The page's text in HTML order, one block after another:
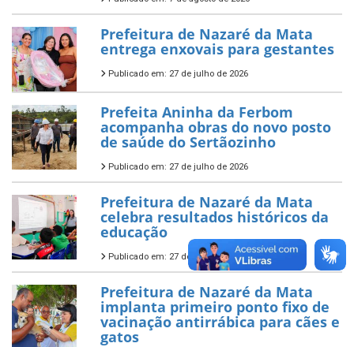
Prefeitura de Nazaré da Mata
entrega enxovais para gestantes
Publicado em: 27 de julho de 2026
Prefeita Aninha da Ferbom
acompanha obras do novo posto
de saúde do Sertãozinho
Publicado em: 27 de julho de 2026
Prefeitura de Nazaré da Mata
celebra resultados históricos da
educação
Publicado em: 27 de julho de 2026
Prefeitura de Nazaré da Mata
implanta primeiro ponto fixo de
vacinação antirrábica para cães e
gatos